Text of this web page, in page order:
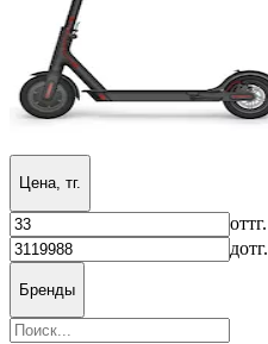
Цена, тг.
оттг.
дотг.
Бренды